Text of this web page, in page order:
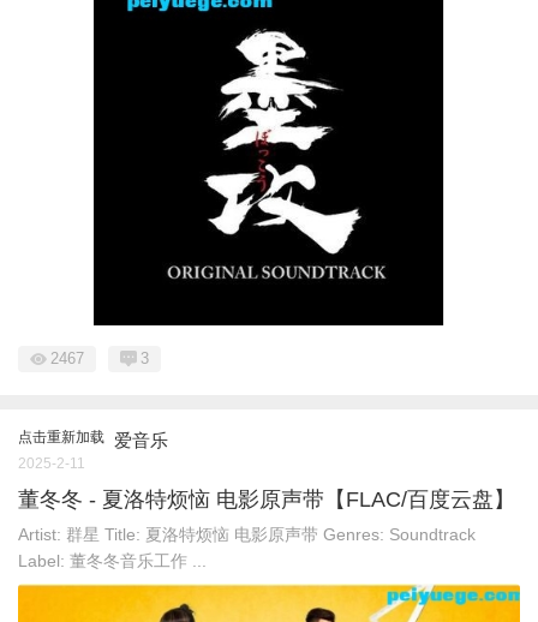
2467 3
点击重新加载 爱音乐
2025-2-11
董冬冬 - 夏洛特烦恼 电影原声带【FLAC/百度云盘】
Artist: 群星 Title: 夏洛特烦恼 电影原声带 Genres: Soundtrack
Label: 董冬冬音乐工作 ...